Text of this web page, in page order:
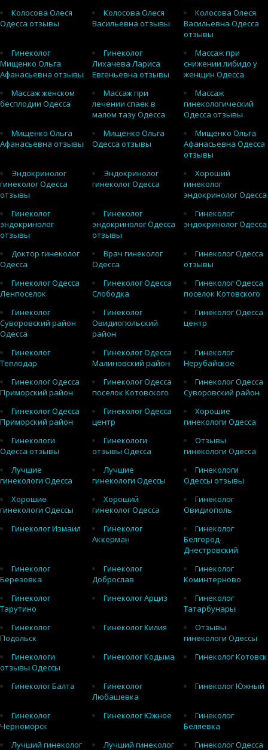
Колосова Олеся
Одесса отзывы
Колосова Олеся
Васильевна отзывы
Колосова Олеся
Васильевна Одесса
отзывы
Гинеколог
Мищенко Ольга
Афанасьевна отзывы
Гинеколог
Лихачева Лариса
Евгеньевна отзывы
Массаж при
снижении либидо у
женщин Одесса
Массаж женском
бесплодии Одесса
Массаж при
лечении спаек в
малом тазу Одесса
Массаж
гинекологический
Одесса отзывы
Мищенко Ольга
Афанасьевна отзывы
Мищенко Ольга
Одесса отзывы
Мищенко Ольга
Афанасьевна Одесса
отзывы
Эндокринолог
гинеколог Одесса
отзывы
Эндокринолог
гинеколог Одесса
Хороший
гинеколог
эндокринолог Одесса
Гинеколог
эндокринолог
отзывы
Гинеколог
эндокринолог Одесса
отзывы
Гинеколог
эндокринолог Одесса
Доктор гинеколог
Одесса
Врач гинеколог
Одесса
Гинеколог Одесса
отзывы
Гинеколог Одесса
Ленпоселок
Гинеколог Одесса
Слободка
Гинеколог Одесса
поселок Котовского
Гинеколог
Суворовский район
Одесса
Гинеколог
Овидиопольский
район
Гинеколог Одесса
центр
Гинеколог
Теплодар
Гинеколог Одесса
Малиновский район
Гинеколог
Нерубайское
Гинеколог Одесса
Приморский район
Гинеколог Одесса
поселок Котовского
Гинеколог Одесса
Суворовский район
Гинеколог Одесса
Приморский район
Гинеколог Одесса
центр
Хорошие
гинекологи Одесса
Гинекологи
Одесса отзывы
Гинекологи
отзывы Одесса
Отзывы
гинекологи Одесса
Лучшие
гинекологи Одесса
Лучшие
гинекологи Одессы
Гинекологи
Одессы отзывы
Хорошие
гинекологи Одессы
Хороший
гинеколог Одесса
Гинеколог
Овидиополь
Гинеколог Измаил
Гинеколог
Аккерман
Гинеколог
Белгород-
Днестровский
Гинеколог
Березовка
Гинеколог
Доброслав
Гинеколог
Коминтерново
Гинеколог
Тарутино
Гинеколог Арциз
Гинеколог
Татарбунары
Гинеколог
Подольск
Гинеколог Килия
Отзывы
гинекологи Одессы
Гинекологи
отзывы Одессы
Гинеколог Кодыма Гинеколог Котовск
Гинеколог Балта
Гинеколог
Любашевка
Гинеколог Южный
Гинеколог
Черноморск
Гинеколог Южное
Гинеколог
Беляевка
Лучший гинеколог
Лучший гинеколог Гинеколог Одесса